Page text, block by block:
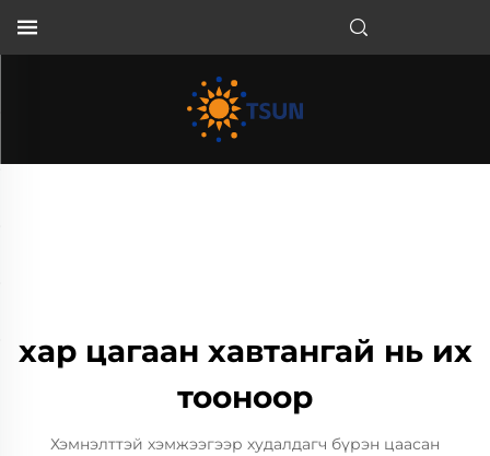
хар цагаан хавтангай нь их
тооноор
Хэмнэлттэй хэмжээгээр худалдагч бүрэн цаасан